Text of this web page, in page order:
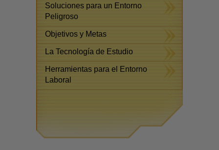
Soluciones para un Entorno
Peligroso
Objetivos y Metas
La Tecnología de Estudio
Herramientas para el Entorno
Laboral